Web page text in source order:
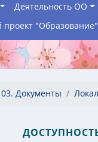
Деятельность ОО
"Образование"
03. Документы